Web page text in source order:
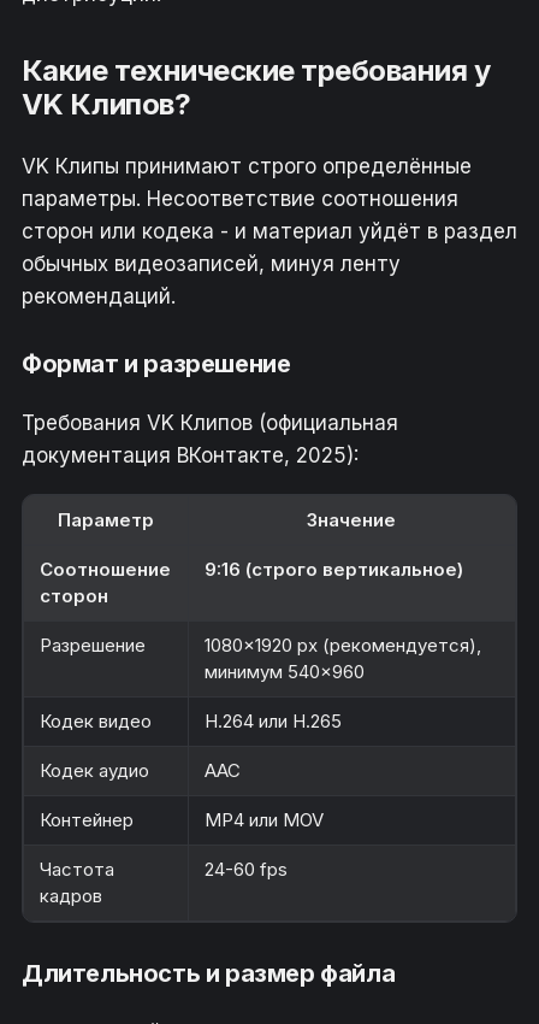
Какие технические требования у
VK Клипов?
VK Клипы принимают строго определённые
параметры. Несоответствие соотношения
сторон или кодека - и материал уйдёт в раздел
обычных видеозаписей, минуя ленту
рекомендаций.
Формат и разрешение
Требования VK Клипов (официальная
документация ВКонтакте, 2025):
Параметр Значение
Соотношение
сторон
9:16 (строго вертикальное)
Разрешение
1080×1920 px (рекомендуется),
минимум 540×960
Кодек видео H.264 или H.265
Кодек аудио AAC
Контейнер MP4 или MOV
Частота
кадров
24-60 fps
Длительность и размер файла